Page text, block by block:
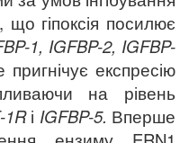
гіпоксія посилює
1, IGFBP-2, IGFBP-
пригнічує експресію
на рівень
1Rі IGFBP-5. Вперше